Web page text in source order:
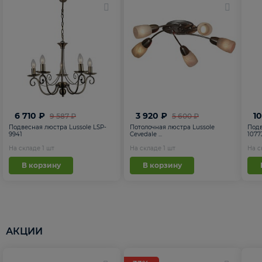
9 587 ₽
6 710 ₽
Подвесная люстра Lussole LSP-
9941
На складе 1 шт
В корзину
5 600 ₽
3 920 ₽
Потолочная люстра Lussole
Cevedale ...
На складе 1 шт
В корзину
На
АКЦИИ